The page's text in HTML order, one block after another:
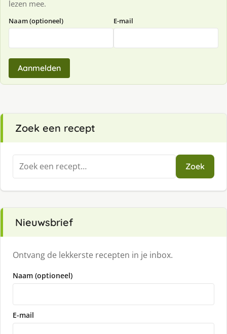
lezen mee.
Naam (optioneel) E-mail
Aanmelden
Zoek een recept
Zoeken
naar:
Zoek
Nieuwsbrief
Ontvang de lekkerste recepten in je inbox.
Naam (optioneel)
E-mail